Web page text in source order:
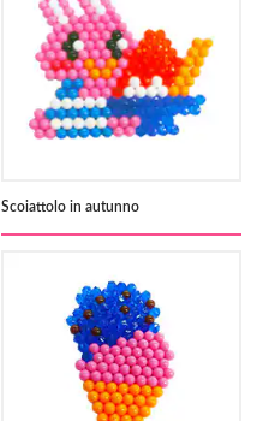
Scoiattolo in autunno